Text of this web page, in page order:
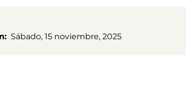
Sábado, 15 noviembre, 2025